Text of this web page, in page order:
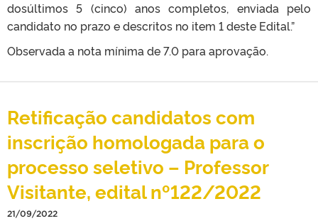
dosúltimos 5 (cinco) anos completos, enviada pelo
candidato no prazo e descritos no item 1 deste Edital.”
Observada a nota mínima de 7.0 para aprovação.
Retificação candidatos com
inscrição homologada para o
processo seletivo – Professor
Visitante, edital nº122/2022
21/09/2022